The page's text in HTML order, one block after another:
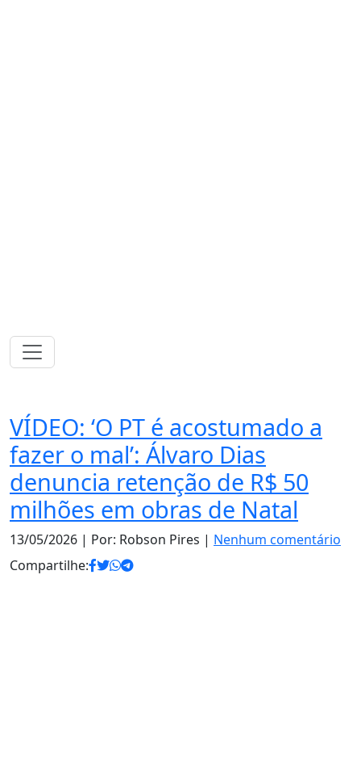
VÍDEO: ‘O PT é acostumado a
fazer o mal’: Álvaro Dias
denuncia retenção de R$ 50
milhões em obras de Natal
13/05/2026 | Por: Robson Pires | Nenhum comentário
Compartilhe: